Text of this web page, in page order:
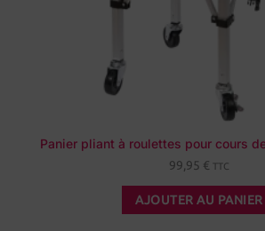
Panier pliant à roulettes pour cours
99,95 € TTC
AJOUTER AU PANIER